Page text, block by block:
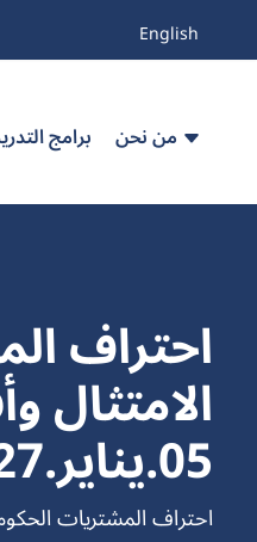
English
برامج
احتراف
05.يناير.2027 (103600372_54622)
احتراف المشتريات